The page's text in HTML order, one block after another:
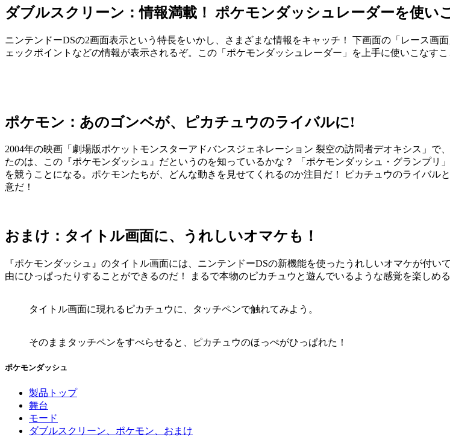
ダブルスクリーン：情報満載！ ポケモンダッシュレーダーを使い
ニンテンドーDSの2画面表示という特長をいかし、さまざまな情報をキャッチ！ 下画面の「レース
ェックポイントなどの情報が表示されるぞ。この「ポケモンダッシュレーダー」を上手に使いこなす
ポケモン：あのゴンベが、ピカチュウのライバルに!
2004年の映画「劇場版ポケットモンスターアドバンスジェネレーション 裂空の訪問者デオキシス」
たのは、この『ポケモンダッシュ』だというのを知っているかな？ 「ポケモンダッシュ・グランプ
を競うことになる。ポケモンたちが、どんな動きを見せてくれるのか注目だ！ ピカチュウのライバ
意だ！
おまけ：タイトル画面に、うれしいオマケも！
『ポケモンダッシュ』のタイトル画面には、ニンテンドーDSの新機能を使ったうれしいオマケが付
由にひっぱったりすることができるのだ！ まるで本物のピカチュウと遊んでいるような感覚を楽しめる
タイトル画面に現れるピカチュウに、タッチペンで触れてみよう。
そのままタッチペンをすべらせると、ピカチュウのほっぺがひっぱれた！
ポケモンダッシュ
製品トップ
舞台
モード
ダブルスクリーン、ポケモン、おまけ